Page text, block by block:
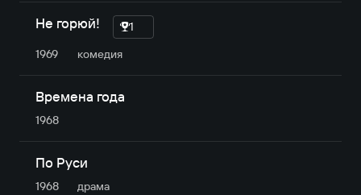
Не горюй!
1
1969
комедия
Времена года
1968
По Руси
1968 драма